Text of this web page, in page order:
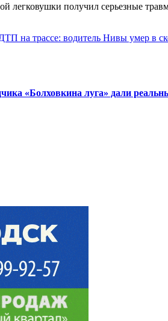
легковушки получил серьезные
на трассе: водитель Нивы умер в
«Болховкина луга» дали